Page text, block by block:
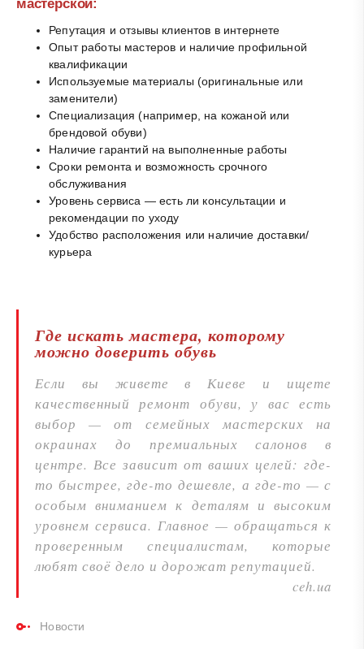
мастерской:
Репутация и отзывы клиентов в интернете
Опыт работы мастеров и наличие профильной
квалификации
Используемые материалы (оригинальные или
заменители)
Специализация (например, на кожаной или
брендовой обуви)
Наличие гарантий на выполненные работы
Сроки ремонта и возможность срочного
обслуживания
Уровень сервиса — есть ли консультации и
рекомендации по уходу
Удобство расположения или наличие доставки/
курьера
Где искать мастера, которому
можно доверить обувь
Если вы живете в Киеве и ищете
качественный ремонт обуви, у вас есть
выбор — от семейных мастерских на
окраинах до премиальных салонов в
центре. Все зависит от ваших целей: где-
то быстрее, где-то дешевле, а где-то — с
особым вниманием к деталям и высоким
уровнем сервиса. Главное — обращаться к
проверенным специалистам, которые
любят своё дело и дорожат репутацией.
ceh.ua
Новости